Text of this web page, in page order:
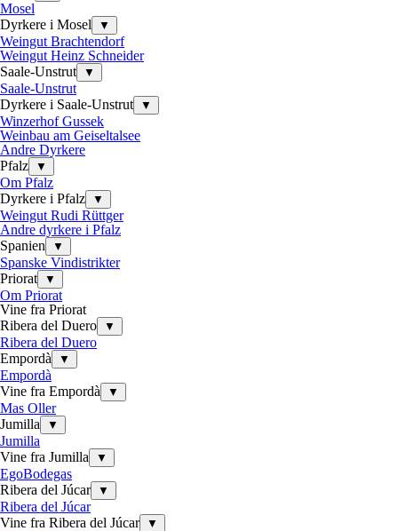
Mosel
Dyrkere i Mosel
▼
Weingut Brachtendorf
Weingut Heinz Schneider
Saale-Unstrut
▼
Saale-Unstrut
Dyrkere i Saale-Unstrut
▼
Winzerhof Gussek
Weinbau am Geiseltalsee
Andre Dyrkere
Pfalz
▼
Om Pfalz
Dyrkere i Pfalz
▼
Weingut Rudi Rüttger
Andre dyrkere i Pfalz
Spanien
▼
Spanske Vindistrikter
Priorat
▼
Om Priorat
Vine fra Priorat
Ribera del Duero
▼
Ribera del Duero
Empordà
▼
Empordà
Vine fra Empordà
▼
Mas Oller
Jumilla
▼
Jumilla
Vine fra Jumilla
▼
EgoBodegas
Ribera del Júcar
▼
Ribera del Júcar
Vine fra Ribera del Júcar
▼